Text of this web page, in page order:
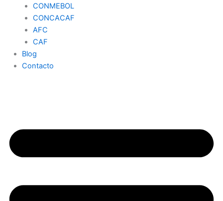
CONMEBOL
CONCACAF
AFC
CAF
Blog
Contacto